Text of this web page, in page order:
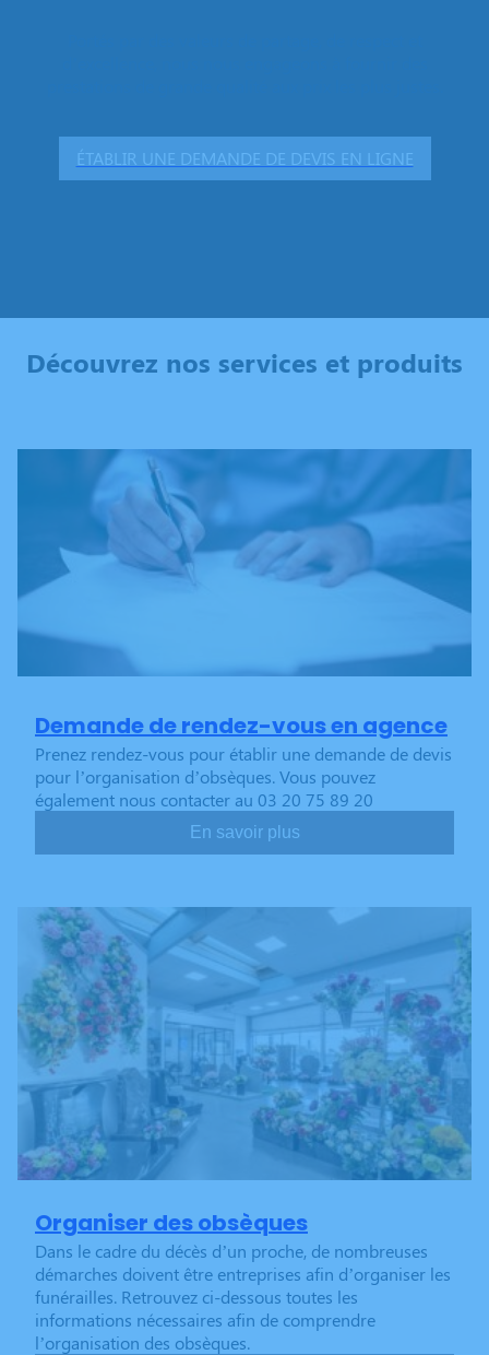
ÉTABLIR UNE DEMANDE DE DEVIS EN LIGNE
Découvrez nos services et produits
Demande de rendez-vous en agence
Prenez rendez-vous pour établir une demande de devis
pour l’organisation d’obsèques. Vous pouvez
également nous contacter au 03 20 75 89 20
En savoir plus
Organiser des obsèques
Dans le cadre du décès d’un proche, de nombreuses
démarches doivent être entreprises afin d’organiser les
funérailles. Retrouvez ci-dessous toutes les
informations nécessaires afin de comprendre
l’organisation des obsèques.